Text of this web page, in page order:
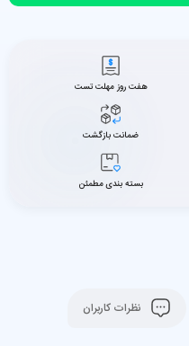
هفت روز مهلت تست
ضمانت بازگشت
بسته بندی مطمئن
نظرات کاربران